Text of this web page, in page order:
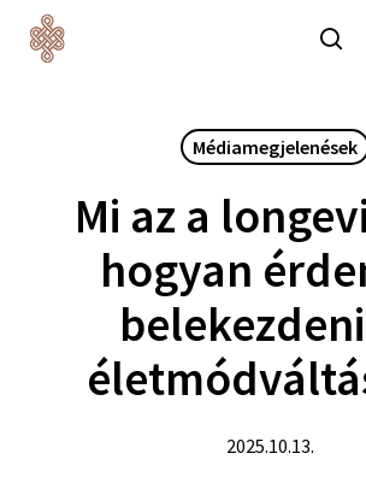
Médiamegjelenések
Mi az a
hogyan
2025.10.13.